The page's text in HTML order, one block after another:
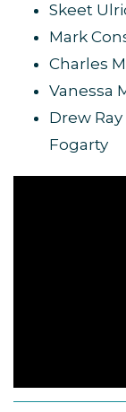
Skeet
Mark
Charles
Vanessa
Drew
Fogarty